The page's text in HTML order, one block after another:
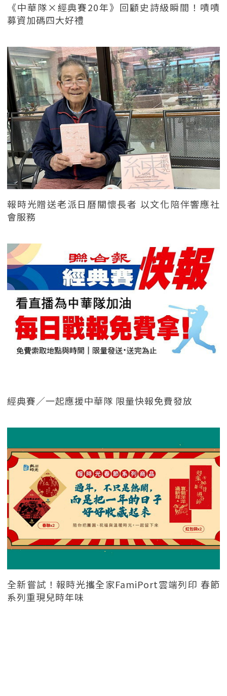
《中華隊×經典賽20年》回顧史詩級瞬間！嘖嘖
募資加碼四大好禮
報時光贈送老派日曆關懷長者 以文化陪伴響應社
會服務
經典賽／一起應援中華隊 限量快報免費發放
全新嘗試！報時光攜全家FamiPort雲端列印 春節
系列重現兒時年味